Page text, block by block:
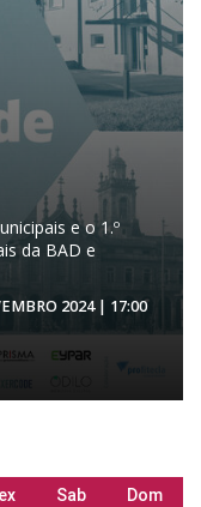
e o 1.º
da BAD e
2024 | 17:00
Sab Dom